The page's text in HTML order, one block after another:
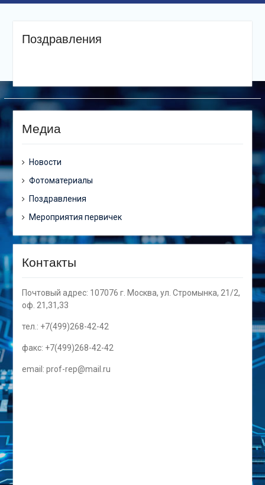
Поздравления
Медиа
Новости
Фотоматериалы
Поздравления
Мероприятия первичек
Контакты
Почтовый адрес: 107076 г. Москва, ул. Стромынка, 21/2,
оф. 21,31,33
тел.: +7(499)268-42-42
факс: +7(499)268-42-42
email: prof-rep@mail.ru